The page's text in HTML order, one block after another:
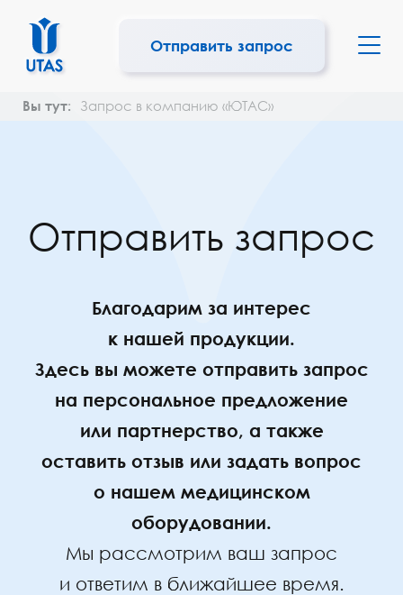
Отправить запрос
Вы тут: Запрос в компанию «ЮТАС»
Отправить запрос
Благодарим за интерес
к нашей продукции.
Здесь вы можете отправить запрос
на персональное предложение
или партнерство, а также
оставить отзыв или задать вопрос
о нашем медицинском
оборудовании.
Мы рассмотрим ваш запрос
и ответим в ближайшее время.